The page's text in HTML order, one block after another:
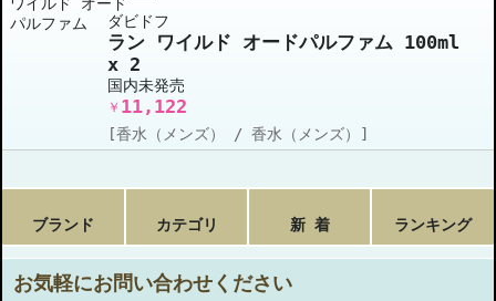
ダビドフ
ラン ワイルド オードパルファム 100ml
x 2
国内未発売
￥ 11,122
[香水（メンズ） / 香水（メンズ）]
ブランド カテゴリ 新 着 ランキング
お気軽にお問い合わせください